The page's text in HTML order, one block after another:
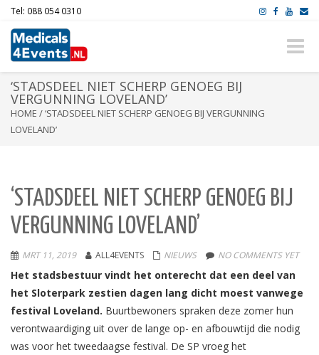
Tel: 088 054 0310
Toggle
‘STADSDEEL NIET SCHERP GENOEG BIJ
VERGUNNING LOVELAND’
HOME /‘STADSDEEL NIET SCHERP GENOEG BIJ VERGUNNING
LOVELAND’
‘STADSDEEL NIET SCHERP GENOEG BIJ
VERGUNNING LOVELAND’
MRT 11, 2019 ALL4EVENTS NIEUWS NO COMMENTS YET
Het stadsbestuur vindt het onterecht dat een deel van
het Sloterpark zestien dagen lang dicht moest vanwege
festival Loveland. Buurtbewoners spraken deze zomer hun
verontwaardiging uit over de lange op- en afbouwtijd die nodig
was voor het tweedaagse festival. De SP vroeg het